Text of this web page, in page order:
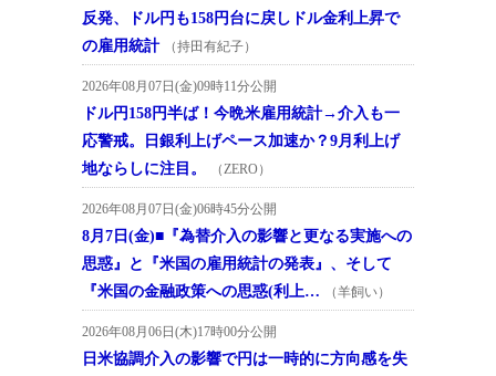
反発、ドル円も158円台に戻しドル金利上昇で
の雇用統計
（持田有紀子）
2026年08月07日(金)09時11分公開
ドル円158円半ば！今晩米雇用統計→介入も一
応警戒。日銀利上げペース加速か？9月利上げ
地ならしに注目。
（ZERO）
2026年08月07日(金)06時45分公開
8月7日(金)■『為替介入の影響と更なる実施への
思惑』と『米国の雇用統計の発表』、そして
『米国の金融政策への思惑(利上…
（羊飼い）
2026年08月06日(木)17時00分公開
日米協調介入の影響で円は一時的に方向感を失